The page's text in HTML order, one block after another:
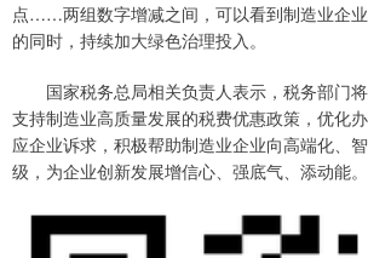
点……两组数字增减之间，可以看到制造业企
的同时，持续加大绿色治理投入。
国家税务总局相关负责人表示，税务部门将
支持制造业高质量发展的税费优惠政策，优化
应企业诉求，积极帮助制造业企业向高端化、
级，为企业创新发展增信心、强底气、添动能。